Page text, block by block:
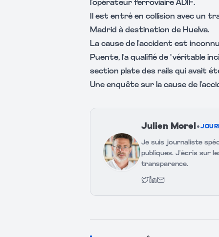
l'opérateur ferroviaire ADIF.
Il est entré en collision avec un
Madrid à destination de Huelva.
La cause de l'accident est
Puente, l'a qualifié de "véritable
section plate des rails qui avait
Une enquête sur la cause de
Julien Morel•
Je suis journaliste
publiques. J’écris sur
transparence.